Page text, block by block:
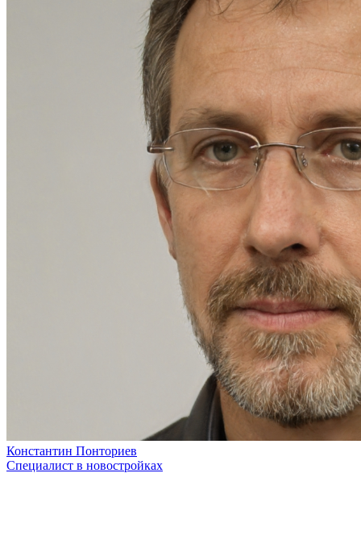
Константин Понториев
Специалист в новостройках